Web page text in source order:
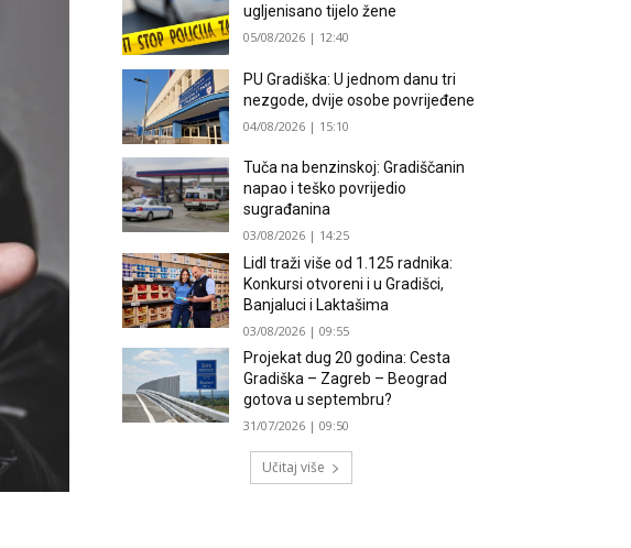
ugljenisano tijelo žene
05/08/2026 | 12:40
PU Gradiška: U jednom danu tri
nezgode, dvije osobe povrijeđene
04/08/2026 | 15:10
Tuča na benzinskoj: Gradiščanin
napao i teško povrijedio
sugrađanina
03/08/2026 | 14:25
Lidl traži više od 1.125 radnika:
Konkursi otvoreni i u Gradišci,
Banjaluci i Laktašima
03/08/2026 | 09:55
Projekat dug 20 godina: Cesta
Gradiška – Zagreb – Beograd
gotova u septembru?
31/07/2026 | 09:50
Učitaj više